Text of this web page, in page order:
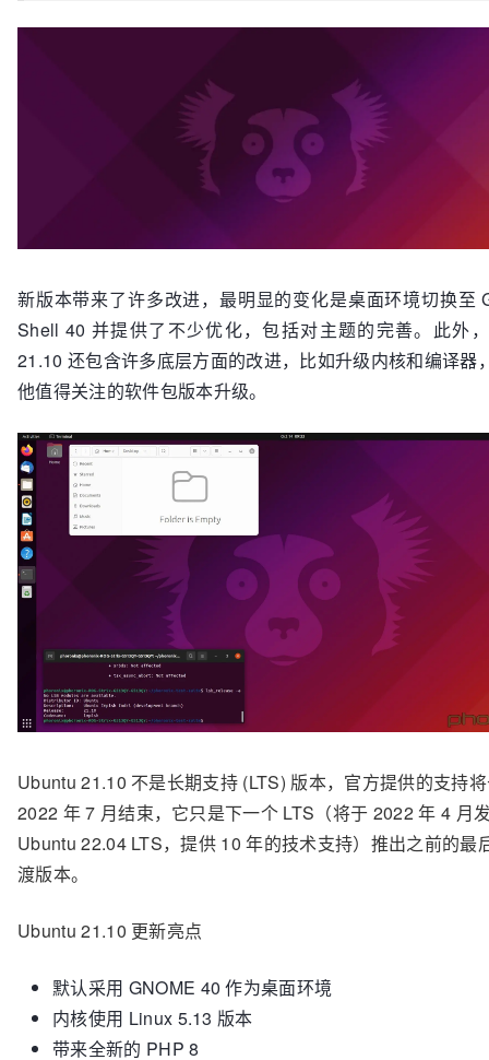
新版本带来了许多改进，最明显的变化是桌面环境切换至
Shell 40 并提供了不少优化，包括对主题的完善。此外
21.10 还包含许多底层方面的改进，比如升级内核和编译器
他值得关注的软件包版本升级。
Ubuntu 21.10 不是长期支持 (LTS) 版本，官方提供的支持
2022 年 7 月结束，它只是下一个 LTS（将于 2022 年 4 月
Ubuntu 22.04 LTS，提供 10 年的技术支持）推出之前的最
渡版本。
Ubuntu 21.10 更新亮点
默认采用 GNOME 40 作为桌面环境
内核使用 Linux 5.13 版本
带来全新的 PHP 8